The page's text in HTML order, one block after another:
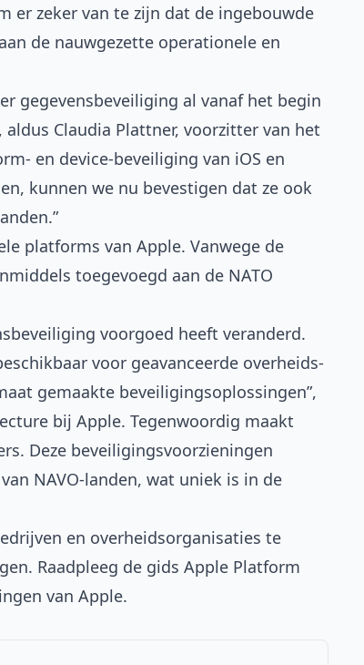
er zeker van te zijn dat de ingebouwde
de nauwgezette operationele en
gegevensbeveiliging al vanaf het begin
Claudia Plattner, voorzitter van het
en device-beveiliging van iOS en
kunnen we nu bevestigen dat ze ook
platforms van Apple. Vanwege de
toegevoegd aan de NATO
voorgoed heeft veranderd.
voor geavanceerde overheids-
gemaakte beveiligingsoplossingen”,
bij Apple. Tegenwoordig maakt
Deze beveiligingsvoorzieningen
NAVO-landen, wat uniek is in de
en overheidsorganisaties te
Raadpleeg de gids Apple Platform
van Apple.